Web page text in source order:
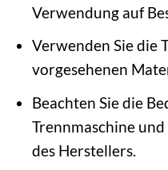
Verwendung auf
Verwenden Sie die
vorgesehenen
Beachten Sie die
Trennmaschine
des Herstellers.